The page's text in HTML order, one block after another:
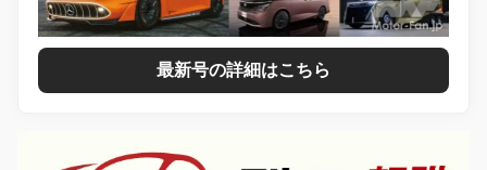
最新号の詳細はこちら